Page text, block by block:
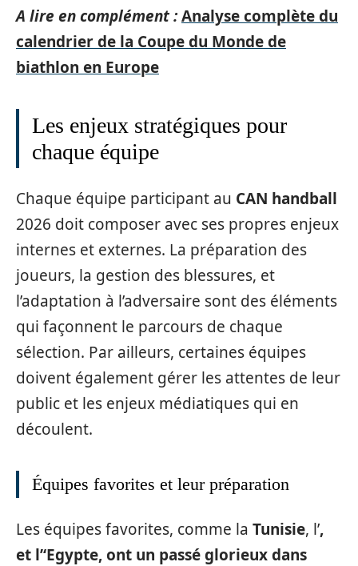
A lire en complément :Analyse complète du
calendrier de la Coupe du Monde de
biathlon en Europe
Les enjeux stratégiques pour
chaque équipe
Chaque équipe participant au CAN handball
2026 doit composer avec ses propres enjeux
internes et externes. La préparation des
joueurs, la gestion des blessures, et
l’adaptation à l’adversaire sont des éléments
qui façonnent le parcours de chaque
sélection. Par ailleurs, certaines équipes
doivent également gérer les attentes de leur
public et les enjeux médiatiques qui en
découlent.
Équipes favorites et leur préparation
Les équipes favorites, comme la Tunisie, l’,
et l’‘Egypte, ont un passé glorieux dans